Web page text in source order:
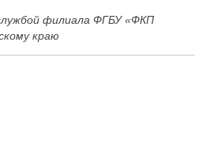
филиала ФГБУ «ФКП
краю